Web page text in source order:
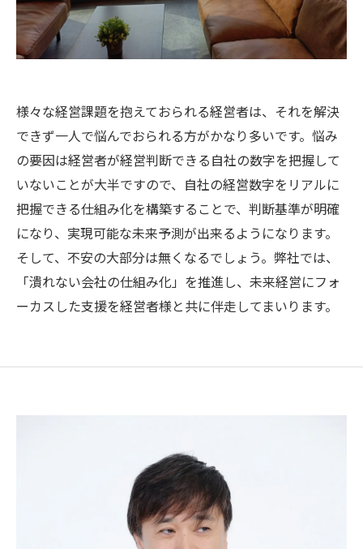
様々な経営課題を抱えておられる経営者は、それを解決
できず一人で悩んでおられる方がかなり多いです。悩み
の要因は経営者が経営判断できる自社の数字を把握して
いないことが大半ですので、自社の経営数字をリアルに
把握できる仕組み化を構築することで、判断基準が明確
になり、実現可能な未来予測が出来るようになります。
そして、不安の大部分は無くなるでしょう。弊社では、
「潰れない会社の仕組み化」を推進し、未来経営にフォ
ーカスした支援を経営者様と共に伴走してまいります。